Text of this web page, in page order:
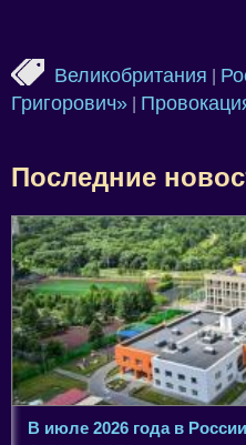
Великобритания
Григорович»
Последние
В июле 2026 года в